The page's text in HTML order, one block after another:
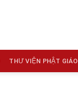
THƯ VIỆN PHẬT GIÁO